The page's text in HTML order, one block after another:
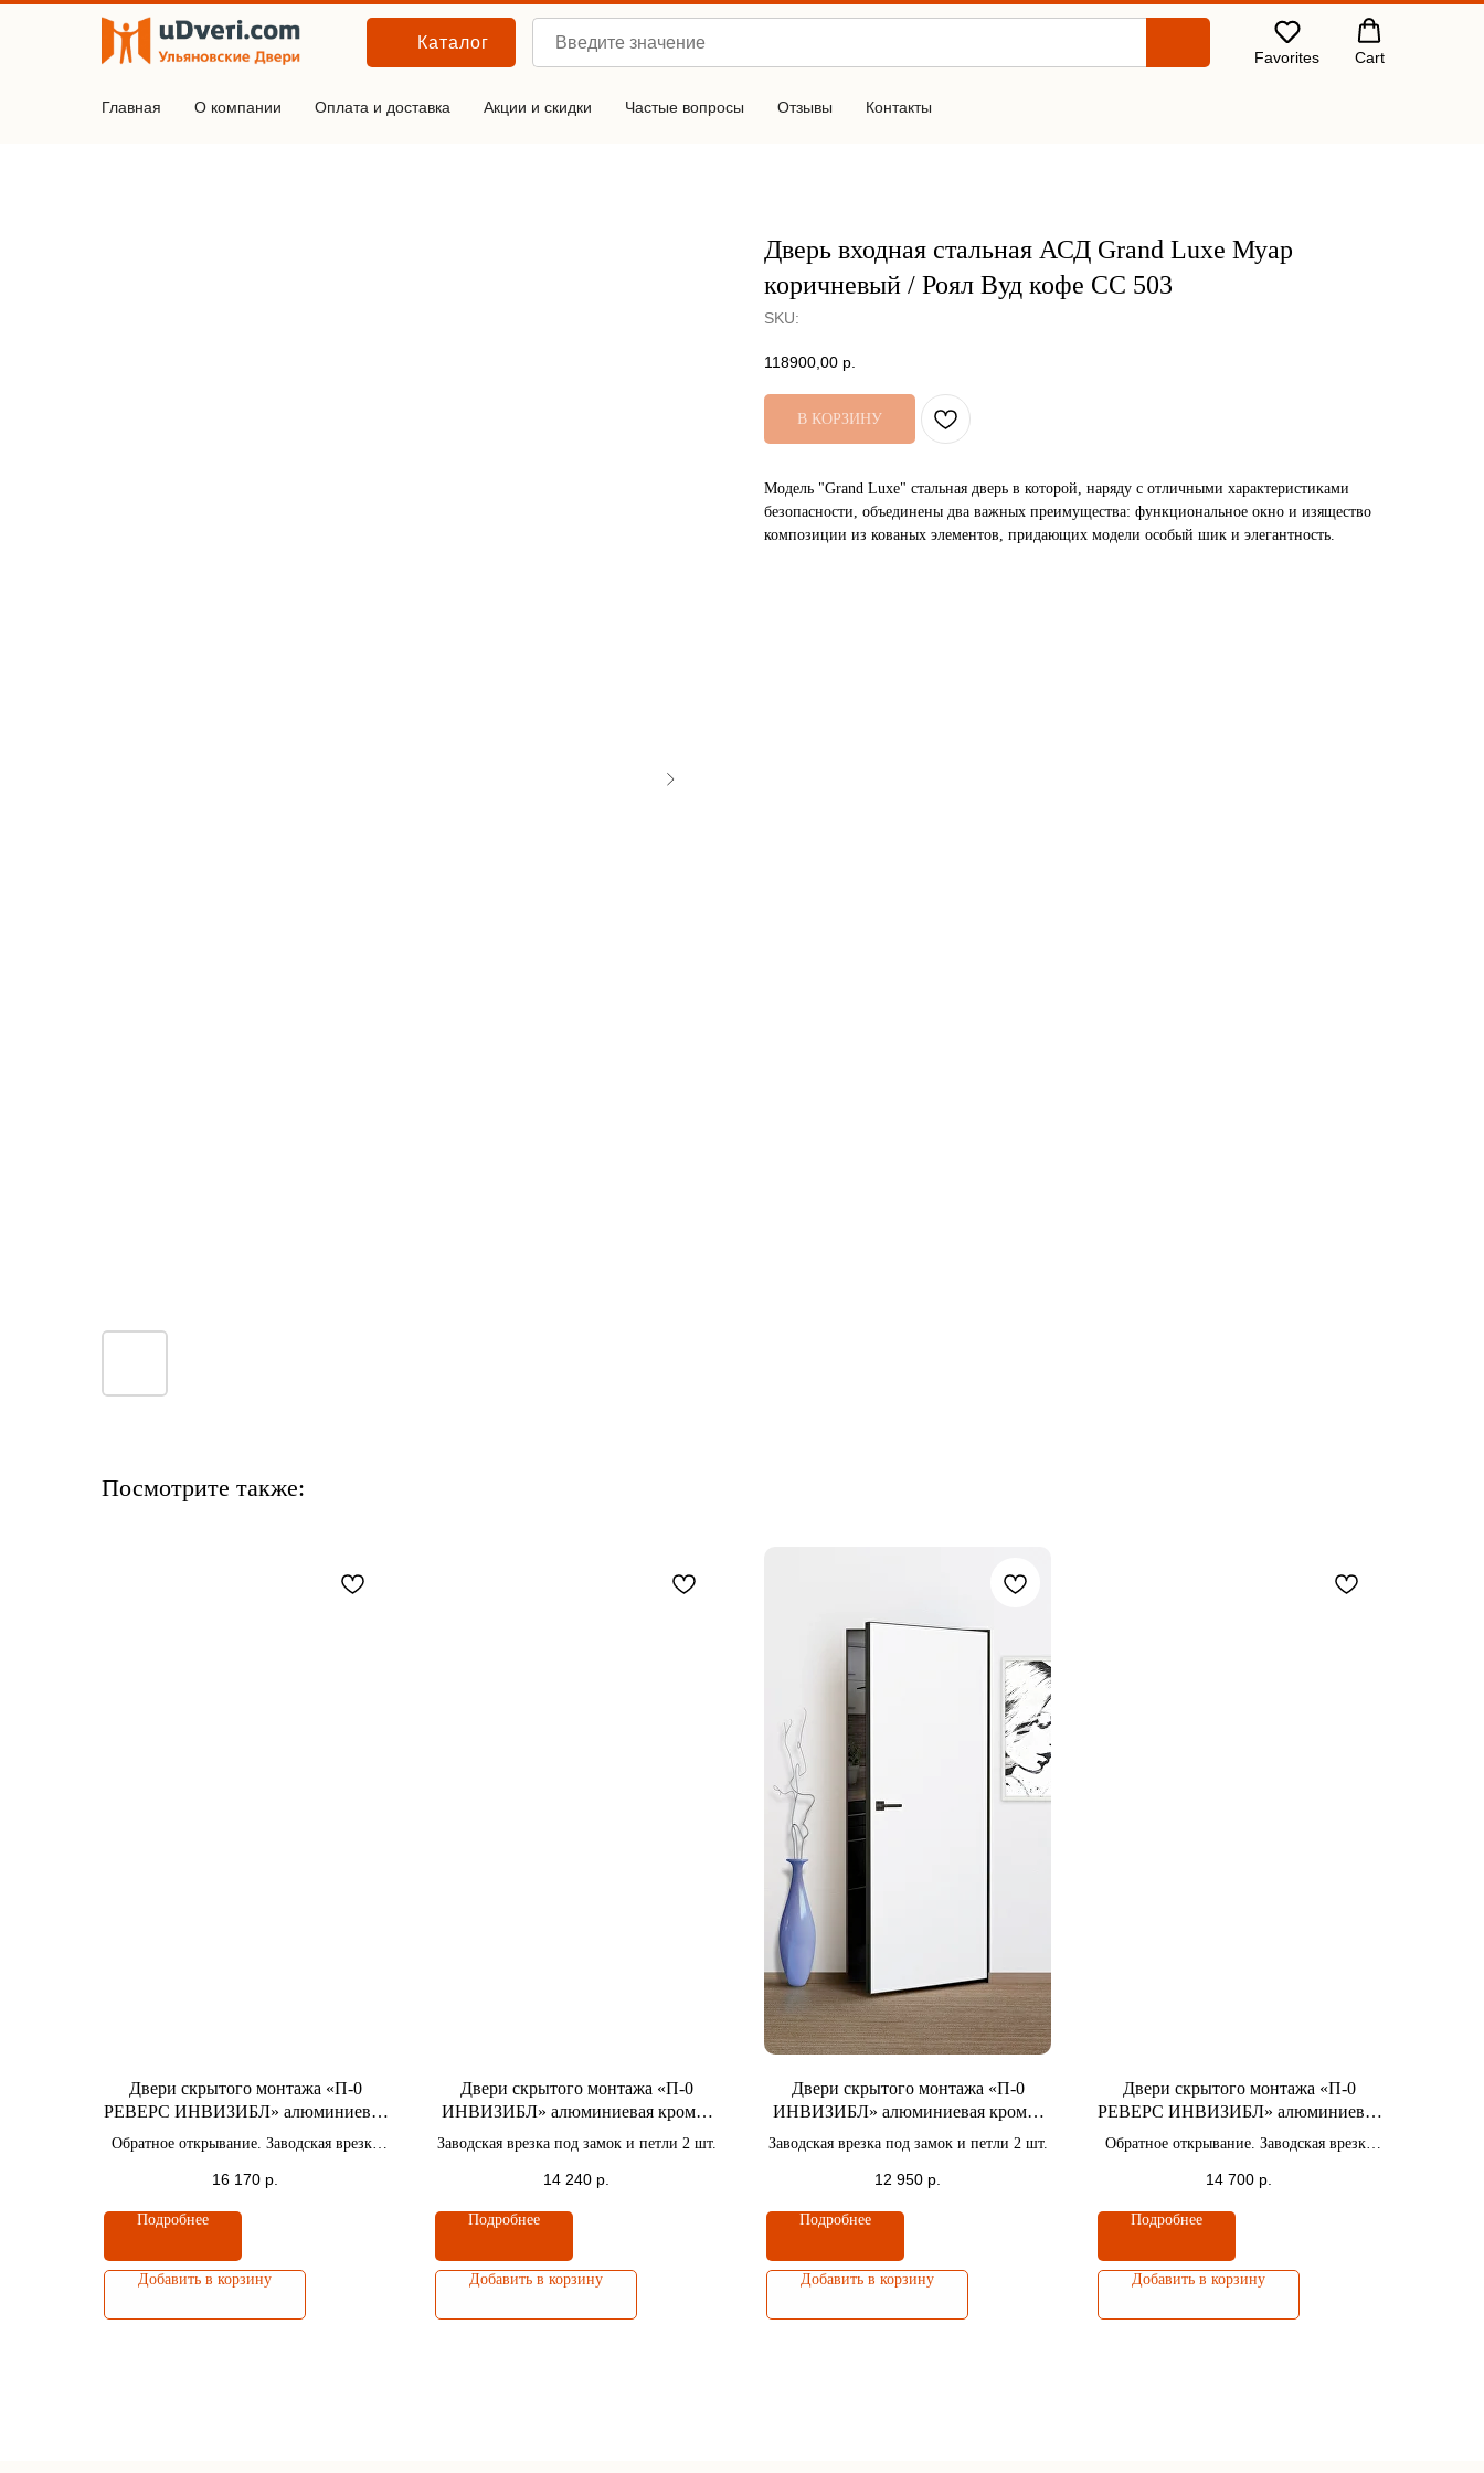
Каталог
Favorites Cart
Главная О компании Оплата и доставка Акции и скидки Частые вопросы Отзывы Контакты
Дверь входная стальная АСД Grand Luxе Муар
коричневый / Роял Вуд кофе СС 503
SKU:
118900,00 р.
В КОРЗИНУ
Модель "Grand Luxe" стальная дверь в которой, наряду с отличными характеристиками
безопасности, объединены два важных преимущества: функциональное окно и изящество
композиции из кованых элементов, придающих модели особый шик и элегантность.
Посмотрите также:
Двери скрытого монтажа «П-0
РЕВЕРС ИНВИЗИБЛ» алюминиевая
кромка черная c 4-x сторон / Высота
полотна 2100 мм.
Обратное открывание. Заводская врезка
16 170 р.
Подробнее
Добавить в корзину
Двери скрытого монтажа «П-0
ИНВИЗИБЛ» алюминиевая кромка
хром c 4-x сторон / Высота полотна
2100 мм.
Заводская врезка под замок и петли 2 шт.
14 240 р.
Подробнее
Добавить в корзину
Двери скрытого монтажа «П-0
ИНВИЗИБЛ» алюминиевая кромка
черная c 4-x сторон / Высота полотна
2000 мм.
Заводская врезка под замок и петли 2 шт.
12 950 р.
Подробнее
Добавить в корзину
Двери скрытого монтажа «П-0
РЕВЕРС ИНВИЗИБЛ» алюминиевая
кромка хром c 4-x сторон / Высота
полотна 2000 мм.
Обратное открывание. Заводская врезка
14 700 р.
Подробнее
Добавить в корзину